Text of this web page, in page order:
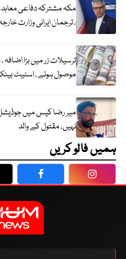
مکہ مشترکہ دفاعی
، ترجمان ایرانی وزارت
موصول ہوئے ، اسٹیٹ
میر رضا کیس میں
نہیں، مقتول کے والد
ہمیں فالو کریں
Facebook